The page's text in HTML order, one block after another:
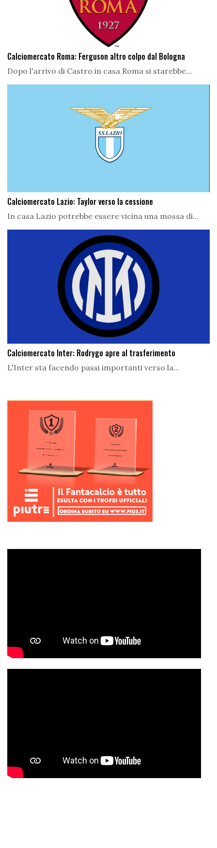
Calciomercato Roma: Ferguson altro colpo dal Bologna
Dopo l'arrivo di Castro in casa Roma si starebbe...
Calciomercato Lazio: Taylor verso la cessione
In casa Lazio potrebbe essere vicina una mossa di...
Calciomercato Inter: Rodrygo apre al trasferimento
L'Inter sta facendo passi importanti verso la...